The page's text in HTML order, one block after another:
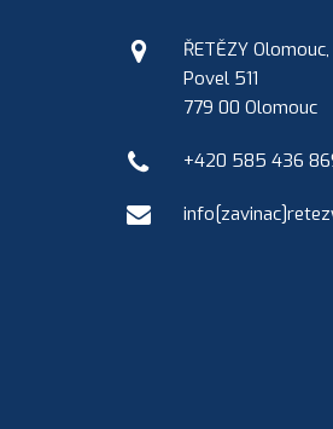
ŘETĚZY
Povel 511
779 00 Olomouc
+420 585 436